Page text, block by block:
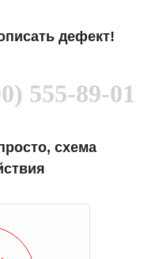
дефект!
555-89-01
схема